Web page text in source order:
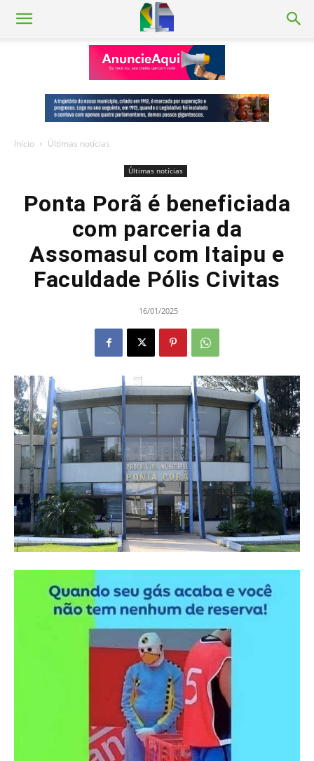
Início Últimas notícias
Últimas notícias
Ponta Porã é beneficiada
com parceria da
Assomasul com Itaipu e
Faculdade Pólis Civitas
16/01/2025